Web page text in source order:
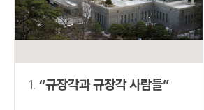
OR 정조 OR
NOT 정조 NOT
동시에 여러 개의 연산자를 사용
1. “규장각과 규장각 사람들”